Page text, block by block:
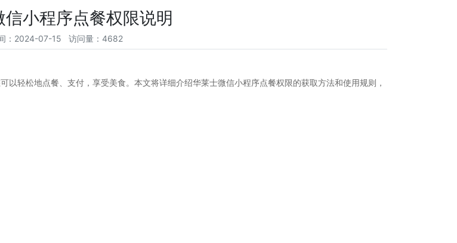
信小程序点餐权限说明
：2024-07-15 访问量：4682
轻松地点餐、支付，享受美食。本文将详细介绍华莱士微信小程序点餐权限的获取方法和使用规则，